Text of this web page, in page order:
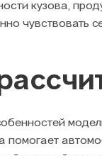
кузова,
чувствовать
помогает